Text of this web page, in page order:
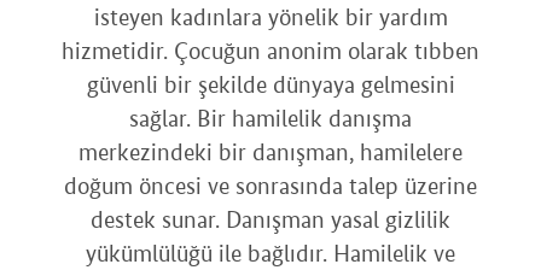
isteyen kadınlara yönelik bir yardım
hizmetidir. Çocuğun anonim olarak tıbben
güvenli bir şekilde dünyaya gelmesini
sağlar. Bir hamilelik danışma
merkezindeki bir danışman, hamilelere
doğum öncesi ve sonrasında talep üzerine
destek sunar. Danışman yasal gizlilik
yükümlülüğü ile bağlıdır. Hamilelik ve